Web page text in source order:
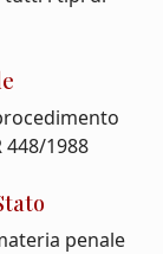
448/1988
penale